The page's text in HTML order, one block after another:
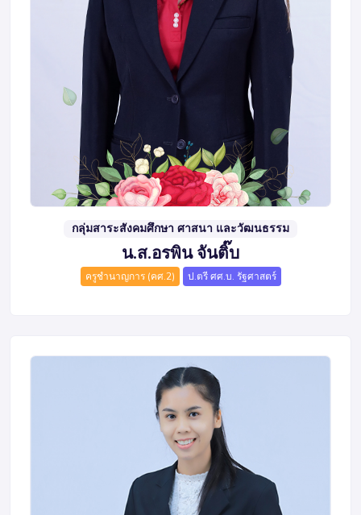
กลุ่มสาระสังคมศึกษา ศาสนา และวัฒนธรรม
น.ส.อรพิน จันติ๊บ
ครูชำนาญการ (คศ.2) ป.ตรี ศศ.บ. รัฐศาสตร์